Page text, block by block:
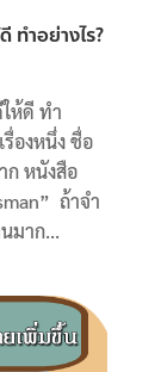
ทำอย่างไร?
ห้ดี ทำ
องหนึ่ง ชื่อ
ก หนังสือ
ถ้าจำ
มาก...